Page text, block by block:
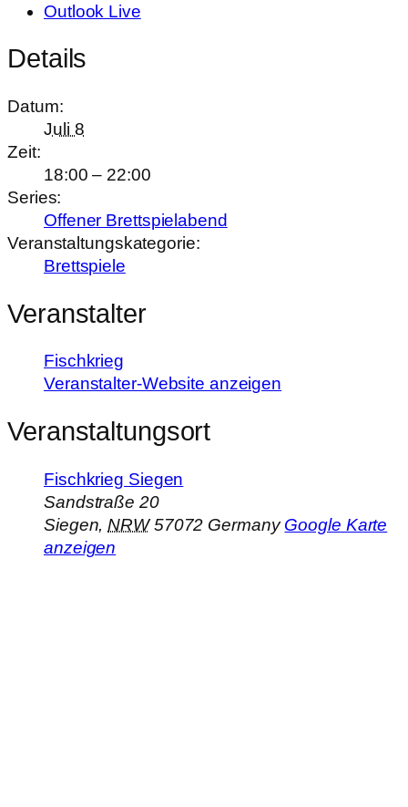
Outlook Live
Details
Datum:
Juli 8
Zeit:
18:00 – 22:00
Series:
Offener Brettspielabend
Veranstaltungskategorie:
Brettspiele
Veranstalter
Fischkrieg
Veranstalter-Website anzeigen
Veranstaltungsort
Fischkrieg Siegen
Sandstraße 20
Siegen, NRW 57072 Germany Google Karte
anzeigen